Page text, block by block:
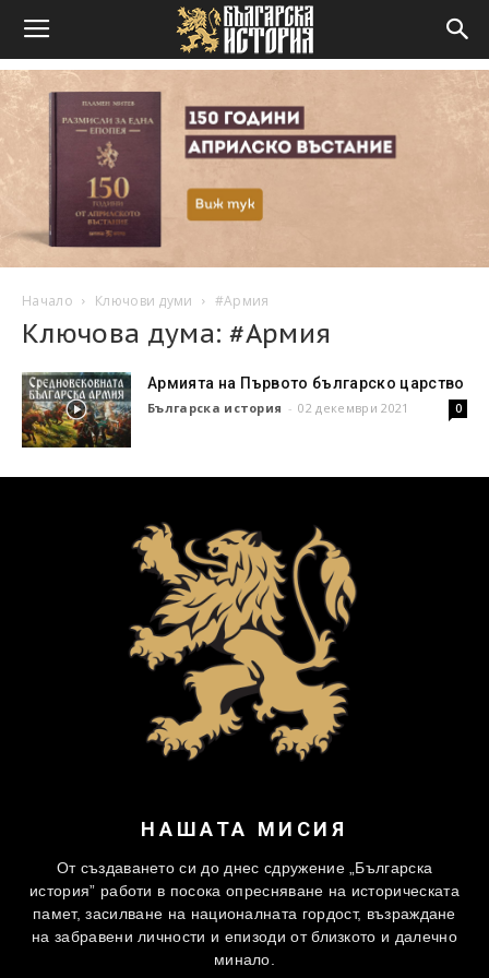
Начало Ключови думи #Армия
Ключова дума: #Армия
Армията на Първото българско царство
Българска история - 02 декември 2021 0
НАШАТА МИСИЯ
От създаването си до днес сдружение „Българска
история” работи в посока опресняване на историческата
памет, засилване на националната гордост, възраждане
на забравени личности и епизоди от близкото и далечно
минало.